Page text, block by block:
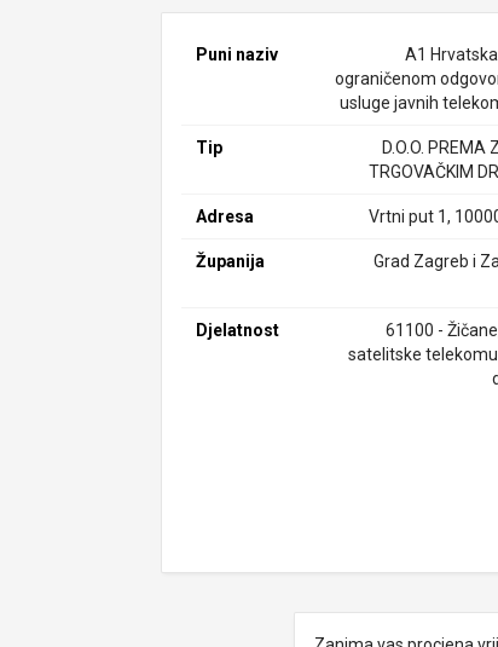
Puni naziv
A1
ograničenom
usluge javnih
Tip
D.O.O. PREMA
TRGOVAČKIM
Adresa Vrtni put 1,
Županija
Grad Zagreb i
Djelatnost
61100 -
satelitske